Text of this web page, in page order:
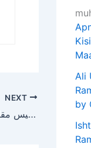
NEXT
کراچی، اورنگی ٹاؤن میں پولیس مقابلہ، ایک ڈاکو زخمی حالت میں گرفتار
Ali
by